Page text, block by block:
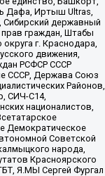
Дафа, Иртыш Ultras,
Сибирский державный
граждан, Штабы
г. Краснодара,
движения,
РСФСР СССР
СССР, Держава Союз
Районов,
СИЧ-С14,
националистов,
Демократическое
Советской
народа,
Красноярского
Я.МЫ Сергей Фургал